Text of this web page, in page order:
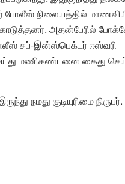
போலீஸ் நிலையத்தில்
அதன்பேரில்
சப்-இன்ஸ்பெக்டர் ஈஸ்வரி
மணிகண்டனை கைது
நமது குடியுரிமை நிருபர்.